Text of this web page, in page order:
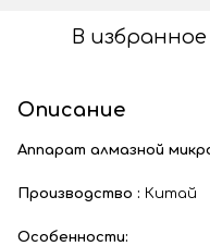
В избранное
Описание
Аппарат алмазной
Производство : Китай
Особенности: